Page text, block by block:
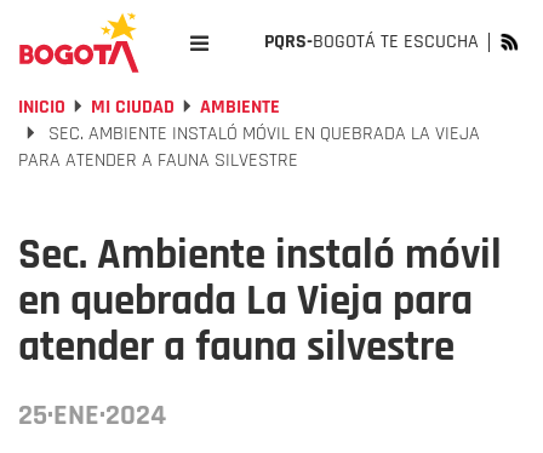
PQRS-BOGOTÁ TE ESCUCHA
INICIO MI CIUDAD
AMBIENTE
SEC. AMBIENTE INSTALÓ MÓVIL EN QUEBRADA LA VIEJA
PARA ATENDER A FAUNA SILVESTRE
Sec. Ambiente instaló móvil
en quebrada La Vieja para
atender a fauna silvestre
25·ENE·2024